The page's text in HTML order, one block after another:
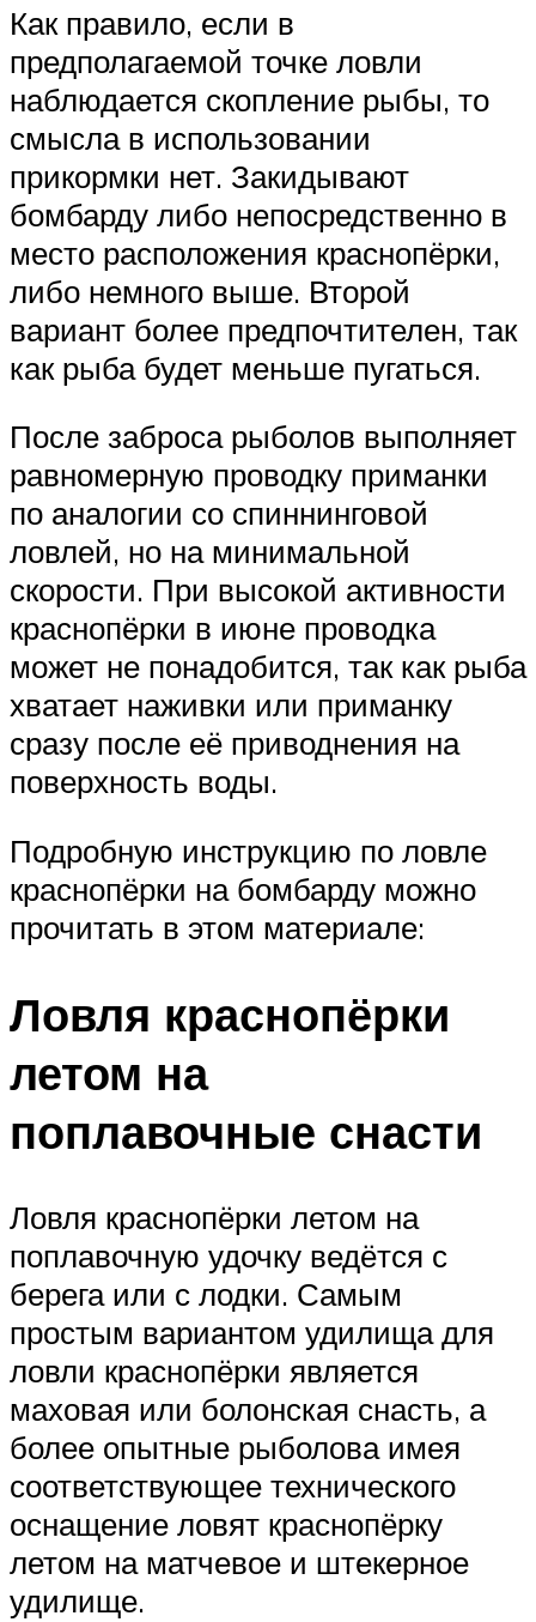
Как правило, если в
предполагаемой точке ловли
наблюдается скопление рыбы, то
смысла в использовании
прикормки нет. Закидывают
бомбарду либо непосредственно в
место расположения краснопёрки,
либо немного выше. Второй
вариант более предпочтителен, так
как рыба будет меньше пугаться.
После заброса рыболов выполняет
равномерную проводку приманки
по аналогии со спиннинговой
ловлей, но на минимальной
скорости. При высокой активности
краснопёрки в июне проводка
может не понадобится, так как рыба
хватает наживки или приманку
сразу после её приводнения на
поверхность воды.
Подробную инструкцию по ловле
краснопёрки на бомбарду можно
прочитать в этом материале:
Ловля краснопёрки
летом на
поплавочные снасти
Ловля краснопёрки летом на
поплавочную удочку ведётся с
берега или с лодки. Самым
простым вариантом удилища для
ловли краснопёрки является
маховая или болонская снасть, а
более опытные рыболова имея
соответствующее технического
оснащение ловят краснопёрку
летом на матчевое и штекерное
удилище.